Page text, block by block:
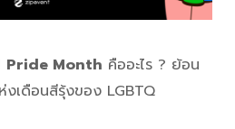
Pride Month คืออะไร ? ย้อน
งเดือนสีรุ้งของ LGBTQ